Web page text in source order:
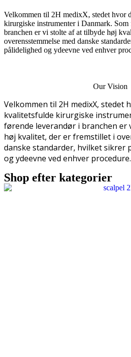
Velkommen til 2H medixX, stedet hvor
kirurgiske instrumenter i Danmark. Som
branchen er vi stolte af at tilbyde høj
overensstemmelse med danske
pålidelighed og ydeevne ved enhver
Our Vision
Velkommen til 2H medixX, stedet
kvalitetsfulde kirurgiske
førende leverandør i branchen er
høj kvalitet, der er fremstillet i
danske standarder, hvilket sikrer
og ydeevne ved enhver procedure.
Shop efter kategorier